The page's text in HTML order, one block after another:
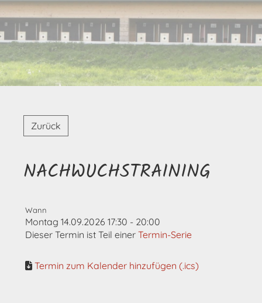
Zurück
NACHWUCHSTRAINING
Wann
Montag 14.09.2026 17:30 - 20:00
Dieser Termin ist Teil einer Termin-Serie
Termin zum Kalender hinzufügen (.ics)